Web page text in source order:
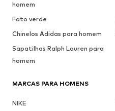
homem
Fato verde
Chinelos Adidas para homem
Sapatilhas Ralph Lauren para
homem
MARCAS PARA HOMENS
NIKE